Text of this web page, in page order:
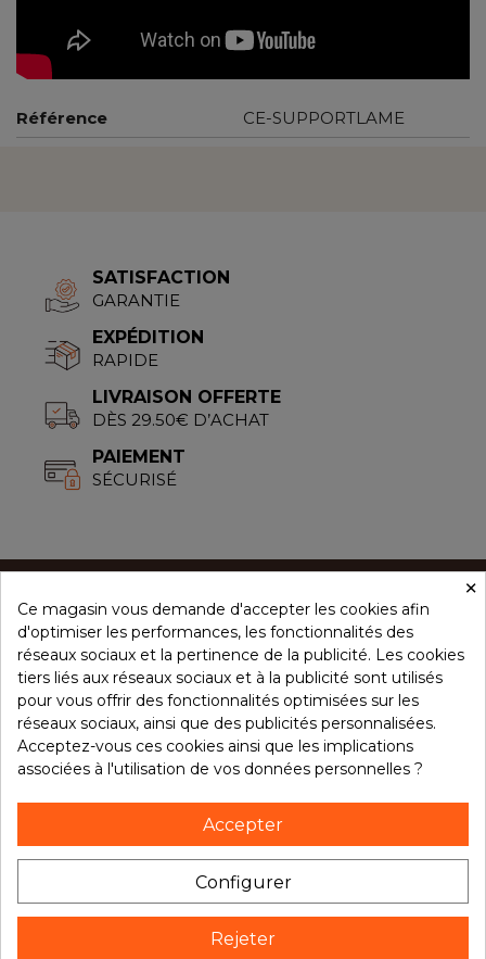
Référence CE-SUPPORTLAME
SATISFACTION
GARANTIE
EXPÉDITION
RAPIDE
LIVRAISON OFFERTE
DÈS 29.50€ D’ACHAT
PAIEMENT
SÉCURISÉ
CONCEPT ÉPICES
NOS PRODUITS
VOTRE COMPTE
NOTRE BROCHURE
Suivez notre actualité
×
Ce magasin vous demande d'accepter les cookies afin
d'optimiser les performances, les fonctionnalités des
réseaux sociaux et la pertinence de la publicité. Les cookies
tiers liés aux réseaux sociaux et à la publicité sont utilisés
pour vous offrir des fonctionnalités optimisées sur les
réseaux sociaux, ainsi que des publicités personnalisées.
Acceptez-vous ces cookies ainsi que les implications
associées à l'utilisation de vos données personnelles ?
Accepter
Configurer
Rejeter